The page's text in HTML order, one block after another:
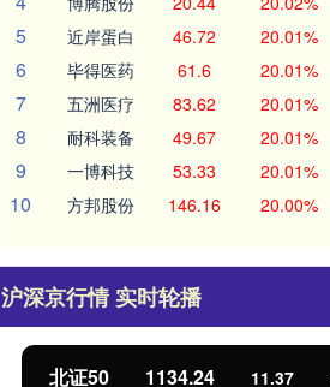
5 近岸蛋白 46.72 20.01%
6 毕得医药 61.6 20.01%
7 五洲医疗 83.62 20.01%
8 耐科装备 49.67 20.01%
9 一博科技 53.33 20.01%
10 方邦股份 146.16 20.00%
沪深京行情 实时轮播
北证50 1134.24 11.37